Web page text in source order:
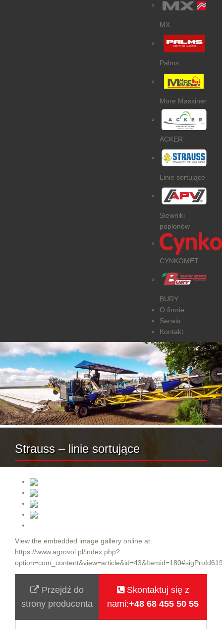
MX
Palms
More Maskiner
ACKER
Linie sortujące
Siewniki
poplonów
CYNKOMET
BURY
O firmie
Serwis
Kontakt
Strauss – linie sortujące
View the embedded image gallery online at:
https://www.agrovol.pl/index.php?
Przejdź do
strony producenta
Skontaktuj się z
nami:+48 68 455 50 55